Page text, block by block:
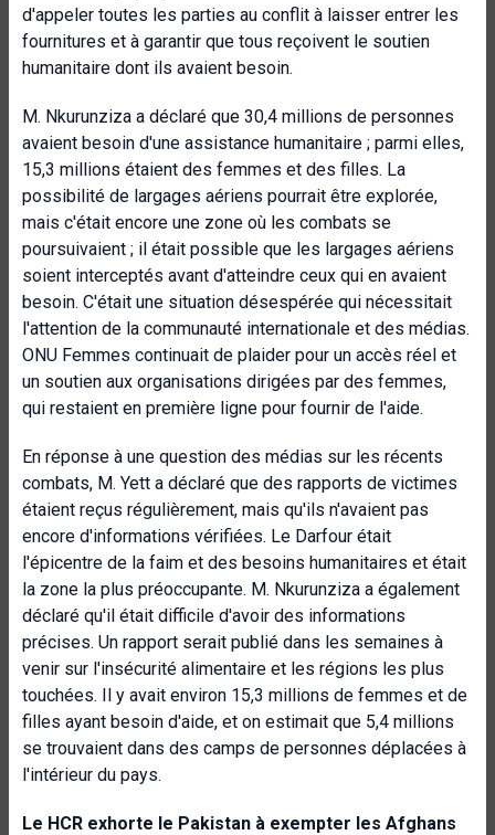
d'appeler toutes les parties au conflit à laisser entrer les
fournitures et à garantir que tous reçoivent le soutien
humanitaire dont ils avaient besoin.
M. Nkurunziza a déclaré que 30,4 millions de personnes
avaient besoin d'une assistance humanitaire ; parmi elles,
15,3 millions étaient des femmes et des filles. La
possibilité de largages aériens pourrait être explorée,
mais c'était encore une zone où les combats se
poursuivaient ; il était possible que les largages aériens
soient interceptés avant d'atteindre ceux qui en avaient
besoin. C'était une situation désespérée qui nécessitait
l'attention de la communauté internationale et des médias.
ONU Femmes continuait de plaider pour un accès réel et
un soutien aux organisations dirigées par des femmes,
qui restaient en première ligne pour fournir de l'aide.
En réponse à une question des médias sur les récents
combats, M. Yett a déclaré que des rapports de victimes
étaient reçus régulièrement, mais qu'ils n'avaient pas
encore d'informations vérifiées. Le Darfour était
l'épicentre de la faim et des besoins humanitaires et était
la zone la plus préoccupante. M. Nkurunziza a également
déclaré qu'il était difficile d'avoir des informations
précises. Un rapport serait publié dans les semaines à
venir sur l'insécurité alimentaire et les régions les plus
touchées. Il y avait environ 15,3 millions de femmes et de
filles ayant besoin d'aide, et on estimait que 5,4 millions
se trouvaient dans des camps de personnes déplacées à
l'intérieur du pays.
Le HCR exhorte le Pakistan à exempter les Afghans